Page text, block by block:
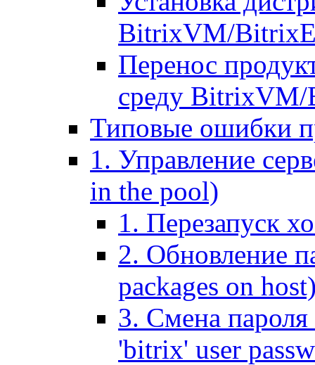
BitrixVM/
Перенос
среду
Типовые ошибки
1. Управление
in the pool)
1. Перезапуск
2. Обновление
packages on
3. Смена пароля
'bitrix' user